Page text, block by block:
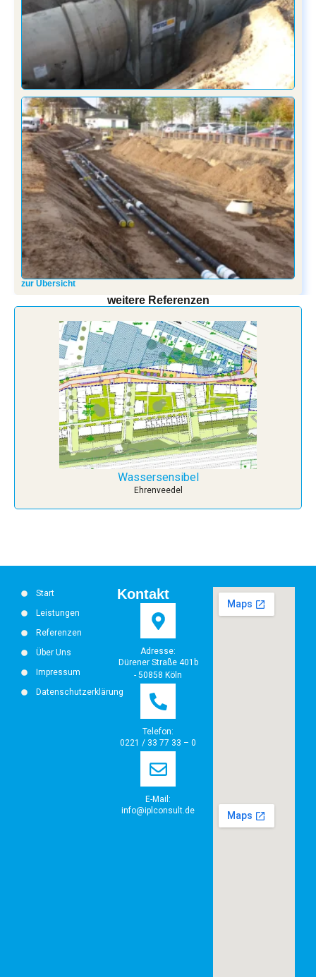
zur Übersicht
weitere Referenzen
Wassersensibel
Ehrenveedel
Start
Leistungen
Referenzen
Über Uns
Impressum
Datenschutzerklärung
Kontakt
Adresse:
Dürener Straße 401b
- 50858 Köln
Telefon:
0221 / 33 77 33 – 0
E-Mail:
info@iplconsult.de